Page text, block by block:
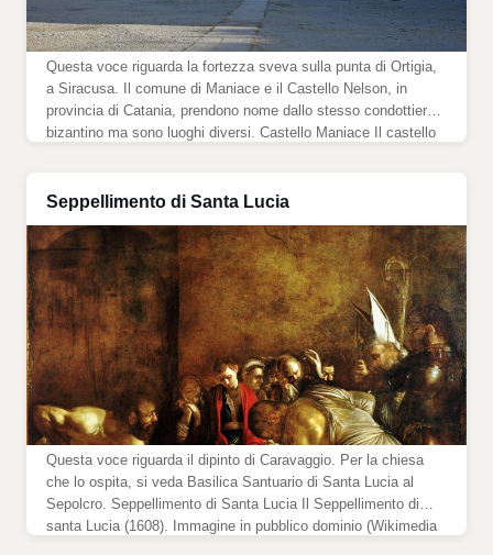
Questa voce riguarda la fortezza sveva sulla punta di Ortigia,
a Siracusa. Il comune di Maniace e il Castello Nelson, in
provincia di Catania, prendono nome dallo stesso condottiero
bizantino ma sono luoghi diversi. Castello Maniace Il castello
Seppellimento di Santa Lucia
Questa voce riguarda il dipinto di Caravaggio. Per la chiesa
che lo ospita, si veda Basilica Santuario di Santa Lucia al
Sepolcro. Seppellimento di Santa Lucia Il Seppellimento di
santa Lucia (1608). Immagine in pubblico dominio (Wikimedia